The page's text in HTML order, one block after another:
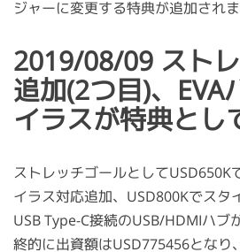
ジャーに変更する特典が追加されま
2019/08/09 スト
追加(2つ目)、EVA
イラスが特典とし
ストレッチゴールとしてUSD650K
イラス対応追加、USD800Kでスタ
USB Type-C接続のUSB/HDMIハブ
終的に出資額はUSD775456となり